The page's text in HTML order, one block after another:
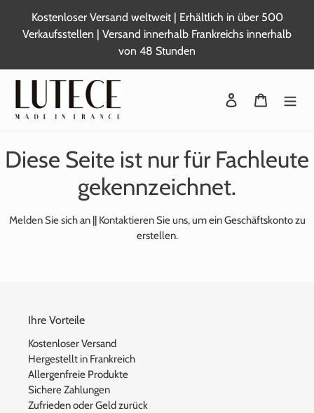
springen
Kostenloser Versand weltweit | Erhältlich in über 500
Verkaufsstellen | Versand innerhalb Frankreichs innerhalb
von 48 Stunden
Sich anmelden
Diese Seite ist nur für Fachleute
gekennzeichnet.
Melden Sie sichan || Kontaktieren Sie uns,um ein Geschäftskonto zu
erstellen.
Ihre Vorteile
Kostenloser Versand
Hergestellt in Frankreich
Allergenfreie Produkte
Sichere Zahlungen
Zufrieden oder Geld zurück